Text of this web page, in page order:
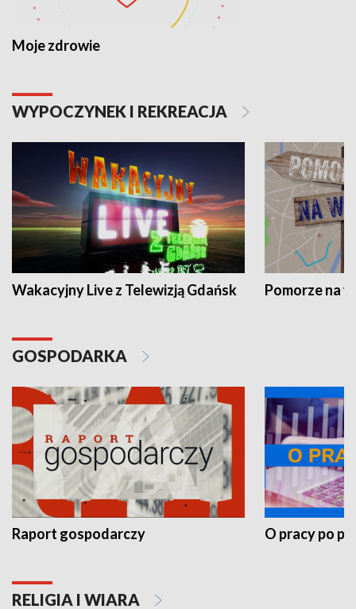
Moje zdrowie
WYPOCZYNEK I REKREACJA
Wakacyjny Live z Telewizją Gdańsk Pomorze na
GOSPODARKA
Raport gospodarczy O pracy po
RELIGIA I WIARA